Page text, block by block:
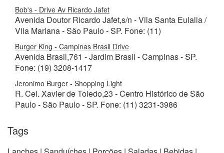
Bob's - Drive Av Ricardo Jafet
Avenida Doutor Ricardo Jafet,s/n - Vila Santa Eulalia /
Vila Mariana - São Paulo - SP. Fone: (11)
Burger King - Campinas Brasil Drive
Avenida Brasil,761 - Jardim Brasil - Campinas - SP.
Fone: (19) 3208-1417
Jeronimo Burger - Shopping Light
R. Cel. Xavier de Toledo,23 - Centro Histórico de São
Paulo - São Paulo - SP. Fone: (11) 3231-3986
Tags